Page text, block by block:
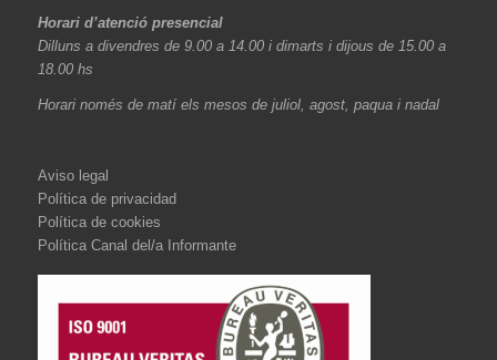
Horari d’atenció presencial
Dilluns a divendres de 9.00 a 14.00 i dimarts i dijous de 15.00 a
18.00 hs
Horari només de matí els mesos de juliol, agost, paqua i nadal
Aviso legal
Política de privacidad
Política de cookies
Política Canal del/a Informante